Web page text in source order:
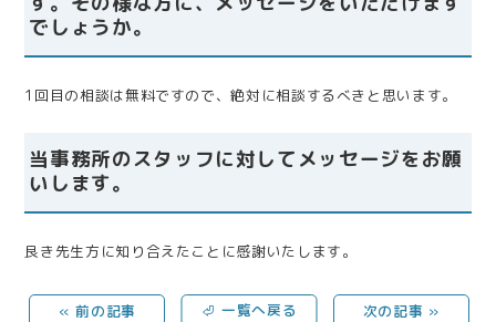
でしょうか。
1回目の相談は無料ですので、絶対に相談するべきと思います。
当事務所のスタッフに対してメッセージをお願
いします。
良き先生方に知り合えたことに感謝いたします。
« 前の記事 ⏎ 一覧へ戻る 次の記事 »